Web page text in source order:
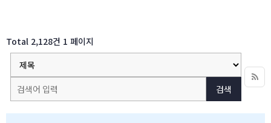
Total 2,128건 1 페이지
검색